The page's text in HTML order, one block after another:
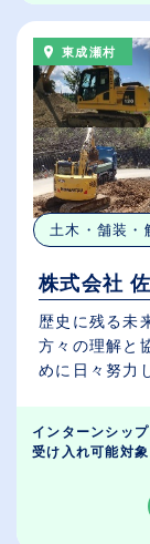
東成瀬村
土木・舗装・
株式会社
歴史に残る未
方々の理解と
めに日々努力
インターンシップ
受け入れ可能対象